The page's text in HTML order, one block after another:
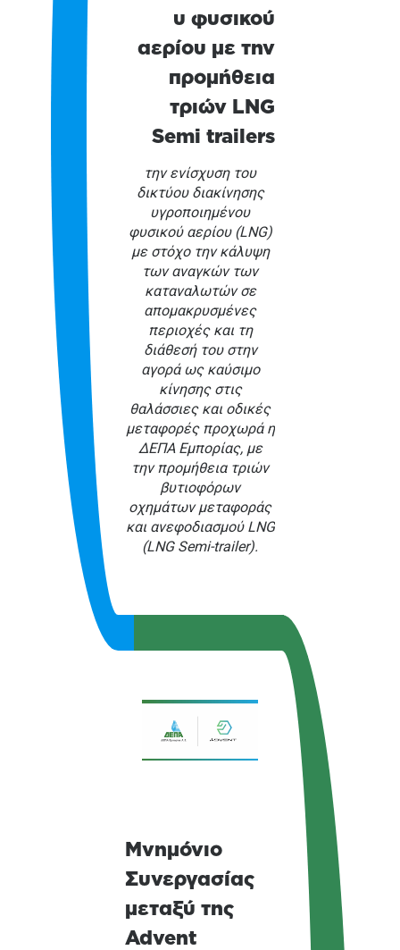
υ φυσικού
αερίου με την
προμήθεια
τριών LNG
Semi trailers
την ενίσχυση του
δικτύου διακίνησης
υγροποιημένου
φυσικού αερίου (LNG)
με στόχο την κάλυψη
των αναγκών των
καταναλωτών σε
απομακρυσμένες
περιοχές και τη
διάθεσή του στην
αγορά ως καύσιμο
κίνησης στις
θαλάσσιες και οδικές
μεταφορές προχωρά η
ΔΕΠΑ Εμπορίας, με
την προμήθεια τριών
βυτιοφόρων
οχημάτων μεταφοράς
και ανεφοδιασμού LNG
(LNG Semi-trailer).
Μνημόνιο
Συνεργασίας
μεταξύ της
Advent